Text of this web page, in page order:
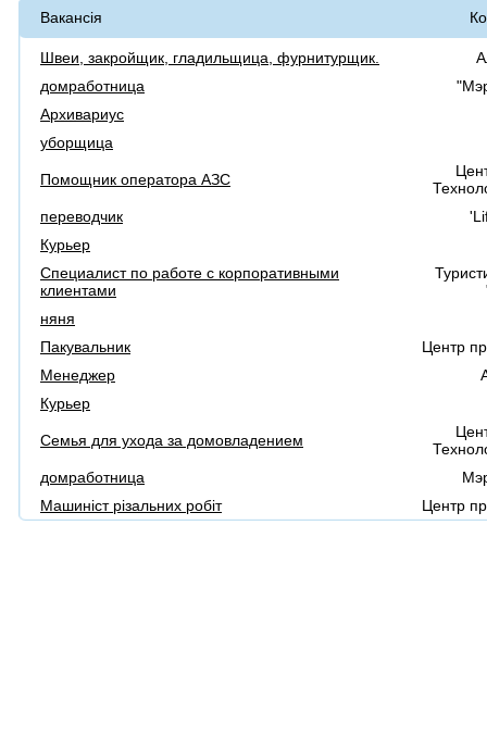
Вакансія
Швеи, закройщик, гладильщица, фурнитурщик.
домработница
Архивариус
уборщица
Помощник оператора АЗС
переводчик
Курьер
Специалист по работе с корпоративными
клиентами
няня
Пакувальник
Центр
Менеджер
Курьер
Семья для ухода за домовладением
домработница
Машиніст різальних робіт
Центр